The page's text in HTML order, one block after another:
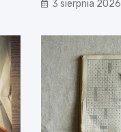
3 sierpnia 2026